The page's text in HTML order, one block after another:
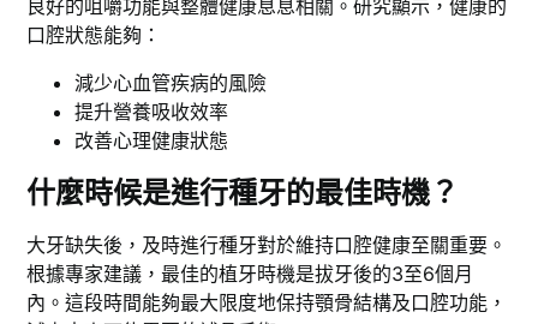
良好的咀嚼功能與整體健康息息相關。研究顯示，健康的
口腔狀態能夠：
減少心血管疾病的風險
提升營養吸收效率
改善心理健康狀態
什麼時候是進行種牙的最佳時機？
大牙缺失後，及時進行種牙對於維持口腔健康至關重要。
根據專家建議，最佳的植牙時機是拔牙後的3至6個月
內。這段時間能夠最大限度地保持顎骨結構及口腔功能，